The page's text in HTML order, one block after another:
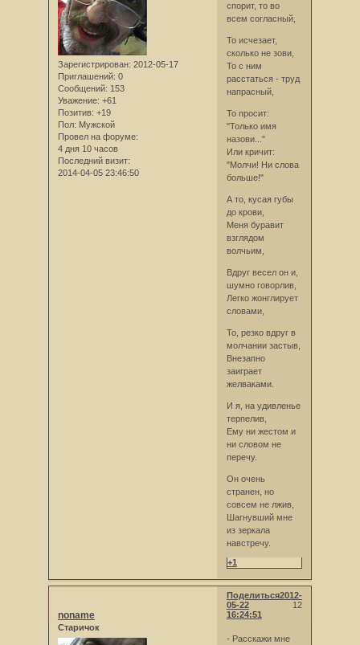
Зарегистрирован: 2012-05-17
Приглашений: 0
Сообщений: 153
Уважение: +61
Позитив: +19
Пол: Мужской
Провел на форуме:
4 дня 10 часов
Последний визит:
2014-04-05 23:46:50
спорит, то во
всем согласный,
То исчезает,
сколько не зови,
То с ним
расстаться - труд
напрасный,
То просит:
"Только имя
назови..."
Или кричит:
"Молчи! Ни слова
больше!"
А то, кусая губы
до крови,
Меня буравит
взглядом
волчьим,
Вдруг весел он и,
шумно говорлив,
Легко жонглирует
словами,
То, резко вдруг в
молчании застыв,
Внезапно
заиграет
желваками.
И я, на удивленье
терпелив,
Ему ни жестом и
ни словом не
перечу.
Он очень
странен, но
совсем не лжив,
Шагнувший мне
из зеркала
навстречу.
+1
Поделиться
12
2012-
05-22
16:24:51
noname
Старичок
- Расскажи мне